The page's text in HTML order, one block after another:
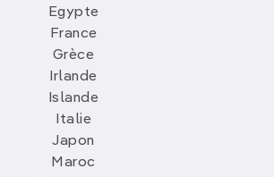
Egypte
France
Grèce
Irlande
Islande
Italie
Japon
Maroc